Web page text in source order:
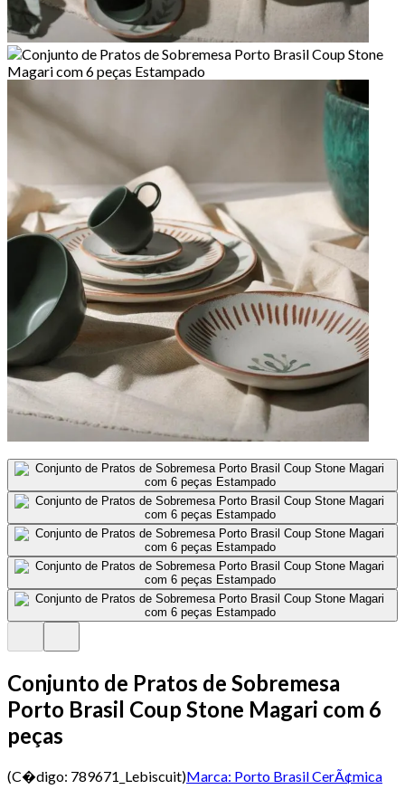
Conjunto de Pratos de Sobremesa
Porto Brasil Coup Stone Magari com 6
peças
(C�digo: 789671_Lebiscuit)Marca: Porto Brasil CerÃ¢mica